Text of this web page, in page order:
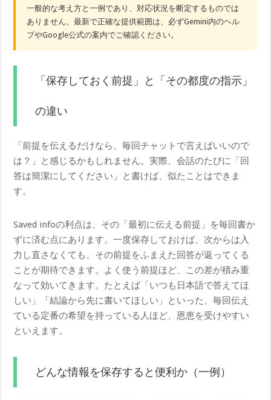
一般的な考え方と一例であり、対応状況を断定するものでは
ありません。最新で正確な提供範囲は、必ずGemini内のヘル
プやGoogle公式の案内でご確認ください。
「保存しておく前提」と「その都度の指示」
の違い
「前提を伝えるだけなら、毎回チャットで言えばいいので
は？」と感じるかもしれません。実際、会話のたびに「回
答は簡潔にしてください」と書けば、似たことはできま
す。
Saved infoの利点は、その「最初に伝える前提」を毎回書か
ずに済む点にあります。一度保存しておけば、次からは入
力し直さなくても、その前提をふまえた回答が返ってくる
ことが期待できます。よく使う前提ほど、この差が積み重
なって効いてきます。たとえば「いつも日本語で答えてほ
しい」「結論から先に書いてほしい」といった、毎回伝え
ている定番の希望を持っている人ほど、恩恵を受けやすい
といえます。
どんな情報を保存すると便利か（一例）